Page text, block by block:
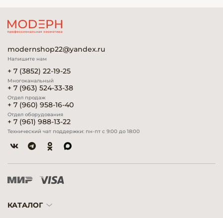
modernshop22@yandex.ru
Напишите нам
+ 7 (3852) 22-19-25
Многоканальный
+ 7 (963) 524-33-38
Отдел продаж
+ 7 (960) 958-16-40
Отдел оборудования
+ 7 (961) 988-13-22
Технический чат поддержки: пн-пт с 9:00 до 18:00
КАТАЛОГ